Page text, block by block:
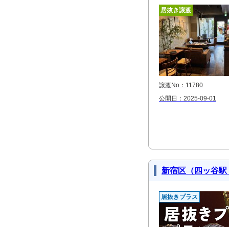
居抜き譲渡
譲渡No：11780
公開日：2025-09-01
新宿区（四ッ谷
居抜きプラス